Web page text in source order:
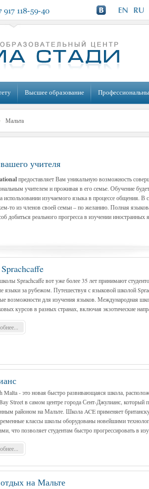
Высшее образование
Мальта
учителя
предоставляет Вам уникальную возможность
учителем и проживая в его семье. Обучение
использовании изучаемого языка в процессе общения.
то из членов своей семьи – по желанию. Полная
добиться реального прогресса в изучении иностранных
Sprachcaffe вот уже более 35 лет принимают
языки за рубежом. Путешествуя с языковой школой
возможности для изучения языков. Международная
курсов в разных странах, включая экзотические
Malta - это новая быстро развивающаяся школа,
Street в самом центре города Сент-Джулианс,
районом на Мальте. Школа ACE применяет
классы школы оборудованы новейшими
что позволяет студентам быстро прогрессировать в
на Мальте